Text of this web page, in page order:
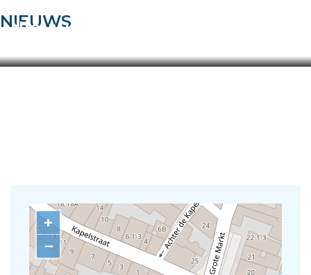
NIEUWS
Nieuwe dienstverlening vanaf
+
−